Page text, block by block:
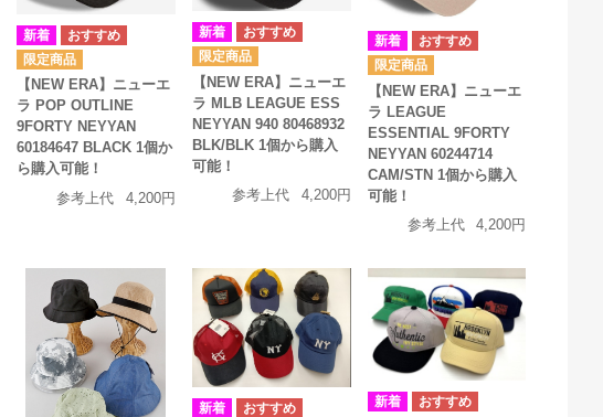
【NEW ERA】ニューエ
ラ POP OUTLINE
9FORTY NEYYAN
60184647 BLACK 1個か
ら購入可能！
参考上代
4,200円
【NEW ERA】ニューエ
ラ MLB LEAGUE ESS
NEYYAN 940 80468932
BLK/BLK 1個から購入
可能！
参考上代
4,200円
【NEW ERA】ニューエ
ラ LEAGUE
ESSENTIAL 9FORTY
NEYYAN 60244714
CAM/STN 1個から購入
可能！
参考上代
4,200円